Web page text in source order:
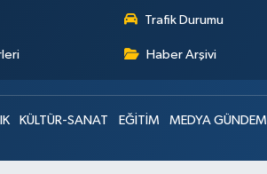
Trafik Durumu
Haber Arşivi
KÜLTÜR-SANAT EĞİTİM MEDYA GÜNDEMİ